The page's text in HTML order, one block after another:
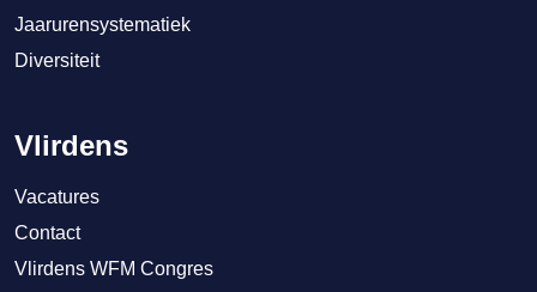
Jaarurensystematiek
Diversiteit
Vlirdens
Vacatures
Contact
Vlirdens WFM Congres